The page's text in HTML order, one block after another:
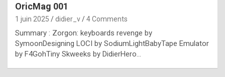
l
e
x
OricMag 001
1 juin 2025 didier_v 4 Comments
Summary : Zorgon: keyboards revenge by
SymoonDesigning LOCI by SodiumLightBabyTape Emulator
by F4GohTiny Skweeks by DidierHero…